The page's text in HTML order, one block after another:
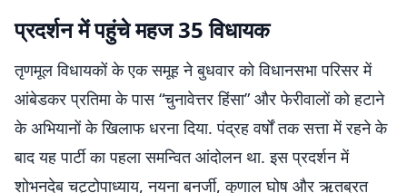
प्रदर्शन में पहुंचे महज 35 विधायक
तृणमूल विधायकों के एक समूह ने बुधवार को विधानसभा परिसर में
आंबेडकर प्रतिमा के पास “चुनावेत्तर हिंसा” और फेरीवालों को हटाने
के अभियानों के खिलाफ धरना दिया. पंद्रह वर्षों तक सत्ता में रहने के
बाद यह पार्टी का पहला समन्वित आंदोलन था. इस प्रदर्शन में
शोभनदेब चट्टोपाध्याय, नयना बनर्जी, कुणाल घोष और ऋतब्रत